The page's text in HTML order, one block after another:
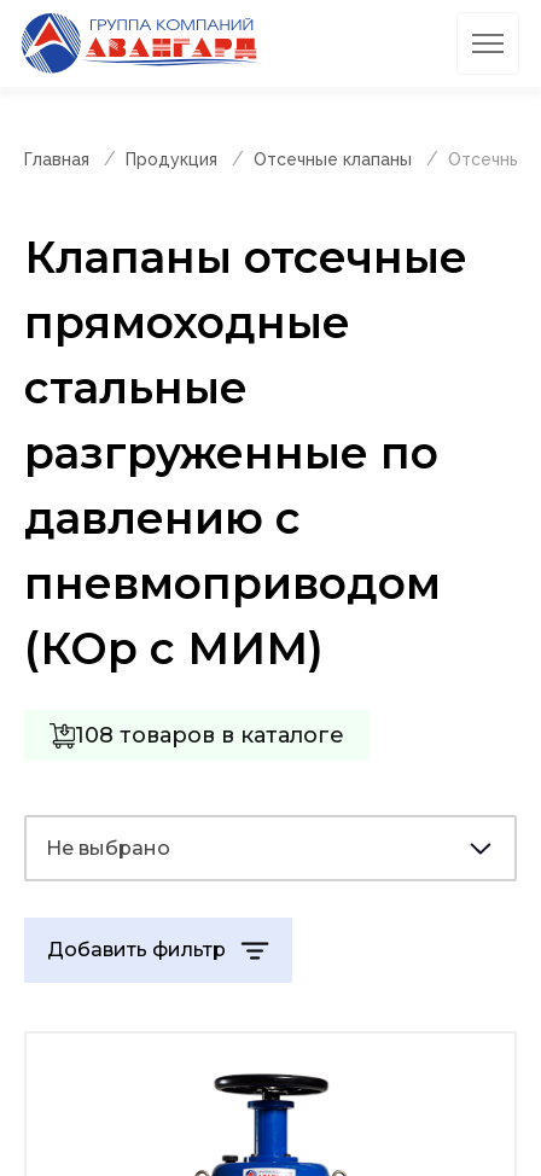
Главная Продукция Отсечные клапаны Отсечные
Клапаны отсечные
прямоходные
стальные
разгруженные по
давлению с
пневмоприводом
(КОр с МИМ)
108 товаров в каталоге
Не выбрано
Добавить фильтр